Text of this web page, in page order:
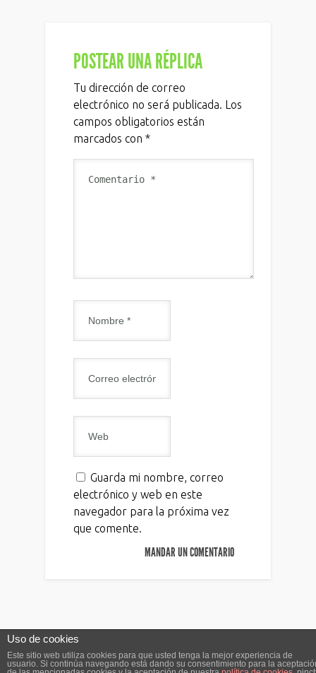
POSTEAR UNA RÉPLICA
Tu dirección de correo
electrónico no será publicada.
Los
campos obligatorios están
marcados con *
Guarda mi nombre, correo
electrónico y web en este
navegador para la próxima vez
que comente.
Uso de cookies
Este sitio web utiliza cookies para que usted tenga la mejor experiencia de
usuario. Si continúa navegando está dando su consentimiento para la